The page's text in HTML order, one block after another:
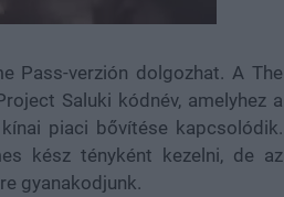
Pass-verzión dolgozhat. A The
Saluki kódnév, amelyhez a
piaci bővítése kapcsolódik.
kész tényként kezelni, de az
gyanakodjunk.